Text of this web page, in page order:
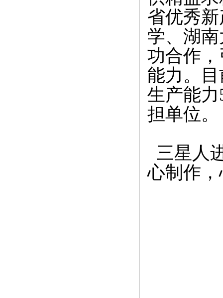
省优秀
学、湖
功合作
能力。
生产能
担单位。
三星人
心制作